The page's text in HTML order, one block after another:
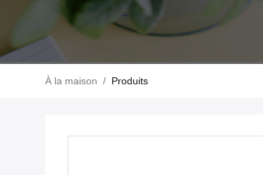
À la maison / Produits